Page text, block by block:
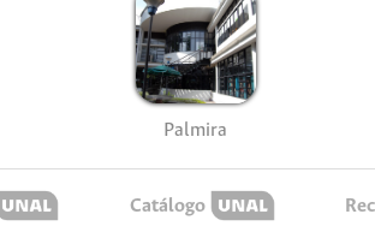
Palmira
Catálogo